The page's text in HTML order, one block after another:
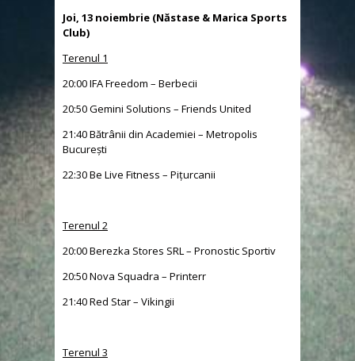
Joi, 13 noiembrie (Năstase & Marica Sports
Club)
Terenul 1
20:00 IFA Freedom – Berbecii
20:50 Gemini Solutions – Friends United
21:40 Bătrânii din Academiei – Metropolis
București
22:30 Be Live Fitness – Pițurcanii
Terenul 2
20:00 Berezka Stores SRL – Pronostic Sportiv
20:50 Nova Squadra – Printerr
21:40 Red Star – Vikingii
Terenul 3